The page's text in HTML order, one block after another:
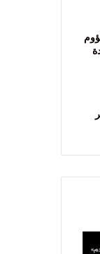
أيار المشؤوم